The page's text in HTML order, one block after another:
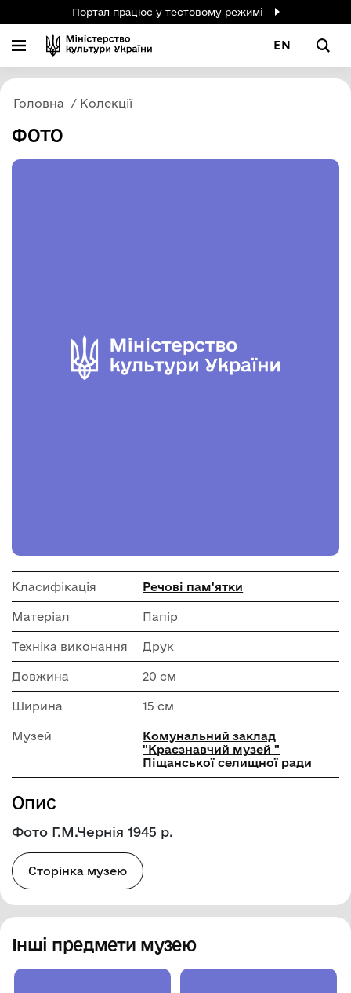
Портал працює у тестовому режимі
EN
Головна Колекції
ФОТО
Класифікація Речові пам'ятки
Матеріал Папір
Техніка виконання Друк
Довжина 20 см
Ширина 15 см
Музей
Комунальний заклад
"Краєзнавчий музей "
Піщанської селищної ради
Опис
Фото Г.М.Чернія 1945 р.
Сторінка музею
Інші предмети музею